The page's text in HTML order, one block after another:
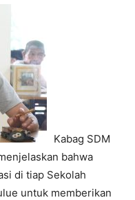
Kabag SDM
bahwa
di tiap Sekolah
untuk memberikan